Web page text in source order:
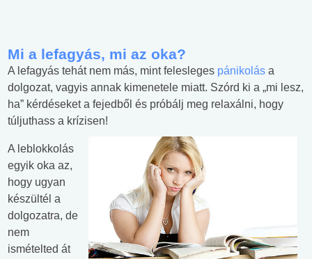
Mi a lefagyás, mi az oka?
A lefagyás tehát nem más, mint felesleges pánikolás a
dolgozat, vagyis annak kimenetele miatt. Szórd ki a „mi lesz,
ha” kérdéseket a fejedből és próbálj meg relaxálni, hogy
túljuthass a krízisen!
A leblokkolás
egyik oka az,
hogy ugyan
készültél a
dolgozatra, de
nem
ismételted át